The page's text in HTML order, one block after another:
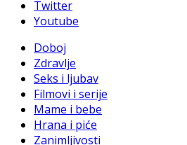
Twitter
Youtube
Doboj
Zdravlje
Seks i ljubav
Filmovi i serije
Mame i bebe
Hrana i piće
Zanimljivosti